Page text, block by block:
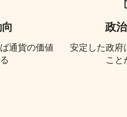
通貨の価値
政
安定した政府
こと